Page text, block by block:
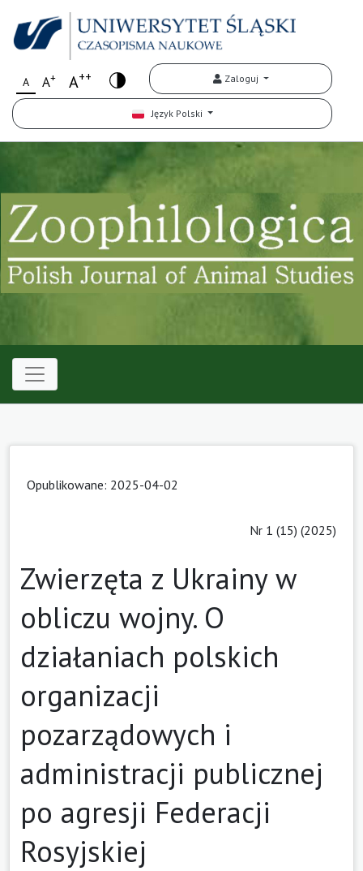
A A+ A++ Zaloguj
Język Polski
Opublikowane: 2025-04-02
Nr 1 (15) (2025)
Zwierzęta z Ukrainy w
obliczu wojny. O
działaniach polskich
organizacji
pozarządowych i
administracji publicznej
po agresji Federacji
Rosyjskiej